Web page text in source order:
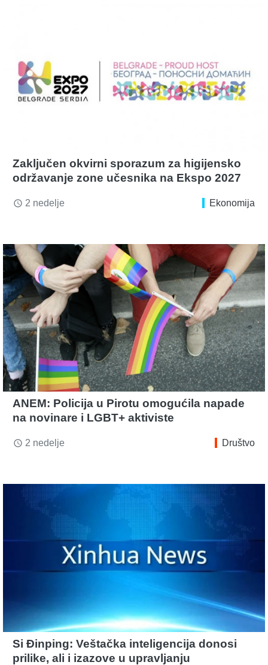
Zaključen okvirni sporazum za higijensko
održavanje zone učesnika na Ekspo 2027
access_time 2 nedelje Ekonomija
ANEM: Policija u Pirotu omogućila napade
na novinare i LGBT+ aktiviste
access_time 2 nedelje Društvo
Si Đinping: Veštačka inteligencija donosi
prilike, ali i izazove u upravljanju